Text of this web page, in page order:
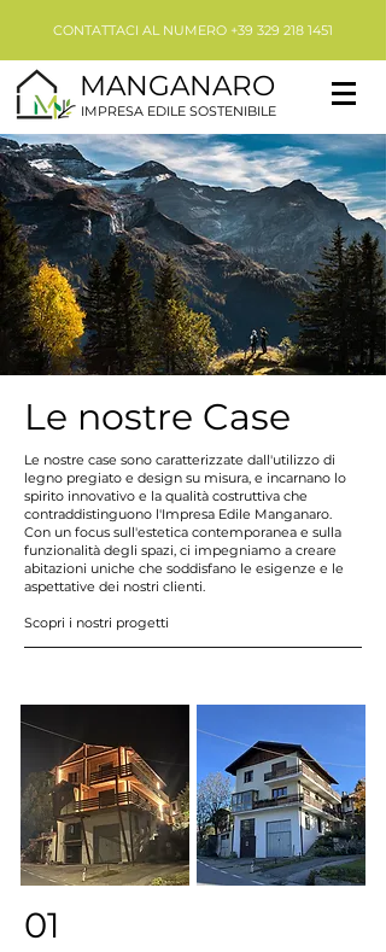
MANGANARO
IMPRESA EDILE SOSTENIBILE
CONTATTACI AL NUMERO +39 329 218 1451
Le nostre Case
Le nostre case sono caratterizzate dall'utilizzo di
legno pregiato e design su misura, e incarnano lo
spirito innovativo e la qualità costruttiva che
contraddistinguono l'Impresa Edile Manganaro.
Con un focus sull'estetica contemporanea e sulla
funzionalità degli spazi, ci impegniamo a creare
abitazioni uniche che soddisfano le esigenze e le
aspettative dei nostri clienti.
Scopri i nostri progetti
01